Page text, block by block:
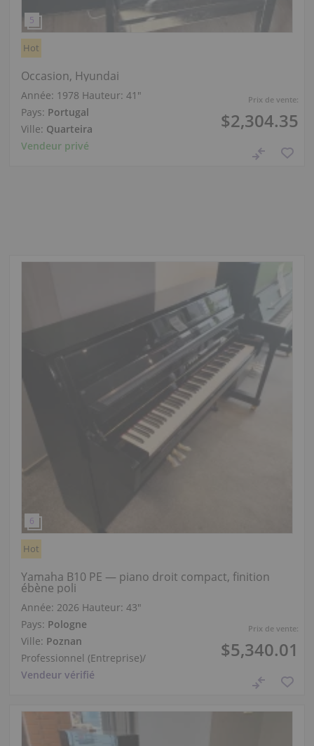
Prix de vente:
$2,304.35
Hot
Occasion, Hyundai
Année: 1978 Hauteur: 41″
Pays: Portugal
Ville: Quarteira
Vendeur privé
Prix de vente:
$5,340.01
Hot
Yamaha B10 PE — piano droit compact, finition
ébène poli
Année: 2026 Hauteur: 43″
Pays: Pologne
Ville: Poznan
Professionnel (Entreprise)/
Vendeur vérifié